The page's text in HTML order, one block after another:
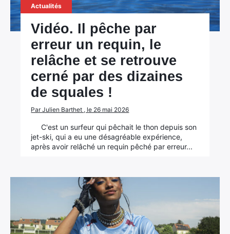
Actualités
Vidéo. Il pêche par
erreur un requin, le
relâche et se retrouve
cerné par des dizaines
de squales !
Par Julien Barthet , le 26 mai 2026
C'est un surfeur qui pêchait le thon depuis son
jet-ski, qui a eu une désagréable expérience,
après avoir relâché un requin pêché par erreur...